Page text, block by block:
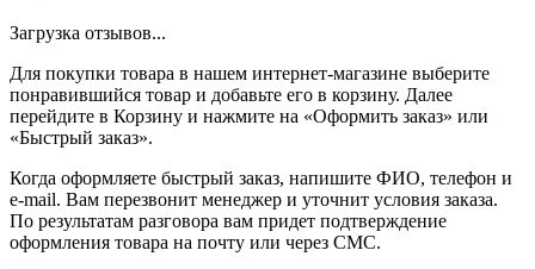
Загрузка отзывов...
Для покупки товара в нашем интернет-магазине выберите
понравившийся товар и добавьте его в корзину. Далее
перейдите в Корзину и нажмите на «Оформить заказ» или
«Быстрый заказ».
Когда оформляете быстрый заказ, напишите ФИО, телефон и
e-mail. Вам перезвонит менеджер и уточнит условия заказа.
По результатам разговора вам придет подтверждение
оформления товара на почту или через СМС.